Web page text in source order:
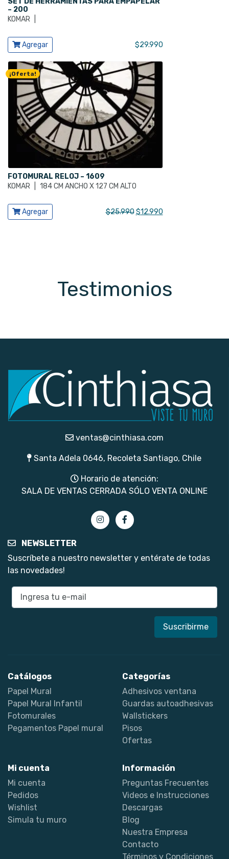
– 200
KOMAR
Ver producto
Agregar $29.990
¡Oferta!
FOTOMURAL RELOJ – 1609
KOMAR
184 CM ANCHO X 127 CM ALTO
Ver producto
Agregar $25.990 El
$12.990El
Testimonios
ventas@cinthiasa.com
Santa Adela 0646, Recoleta Santiago, Chile
Horario de atención:
SALA DE VENTAS CERRADA SÓLO VENTA ONLINE
NEWSLETTER
Suscríbete a nuestro newsletter y entérate de todas
las novedades!
E-mail
Catálogos
Papel Mural
Papel Mural Infantil
Fotomurales
Pegamentos Papel mural
Categorías
Adhesivos ventana
Guardas autoadhesivas
Wallstickers
Pisos
Ofertas
Mi cuenta
Mi cuenta
Pedidos
Wishlist
Simula tu muro
Información
Preguntas Frecuentes
Videos e Instrucciones
Descargas
Blog
Nuestra Empresa
Contacto
Términos y Condiciones